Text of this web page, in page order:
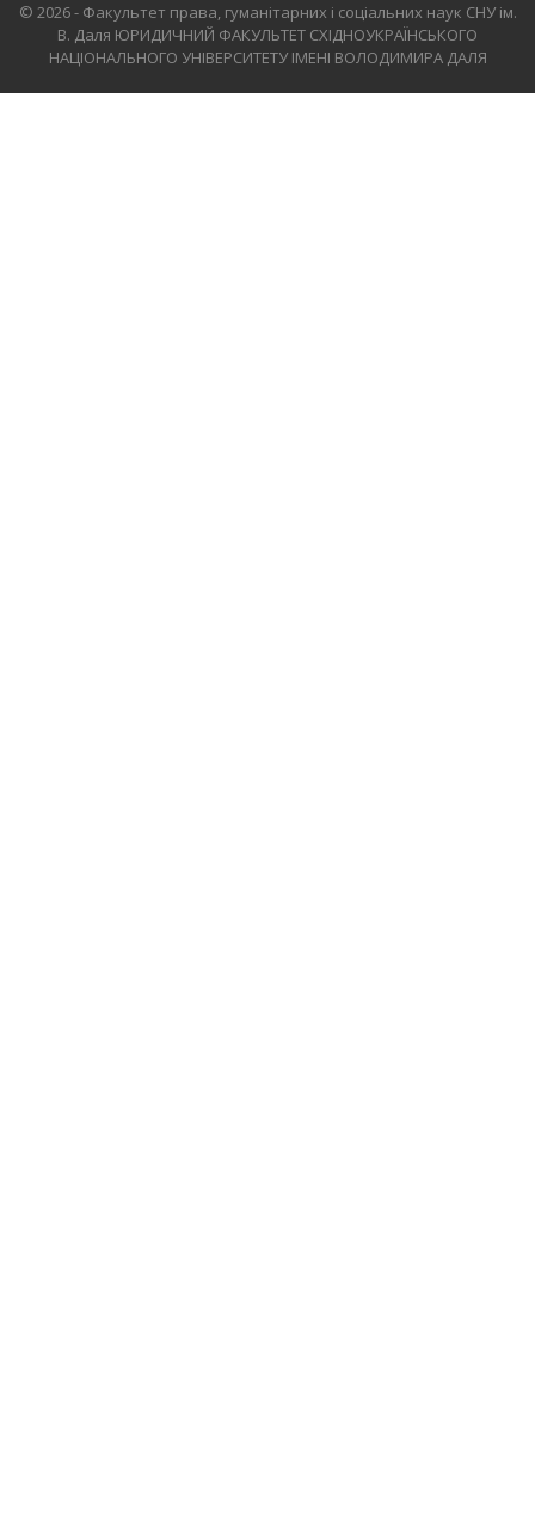
© 2026 - Факультет права, гуманітарних і соціальних наук СНУ ім.
В. Даля ЮРИДИЧНИЙ ФАКУЛЬТЕТ СХІДНОУКРАЇНСЬКОГО
НАЦІОНАЛЬНОГО УНІВЕРСИТЕТУ ІМЕНІ ВОЛОДИМИРА ДАЛЯ